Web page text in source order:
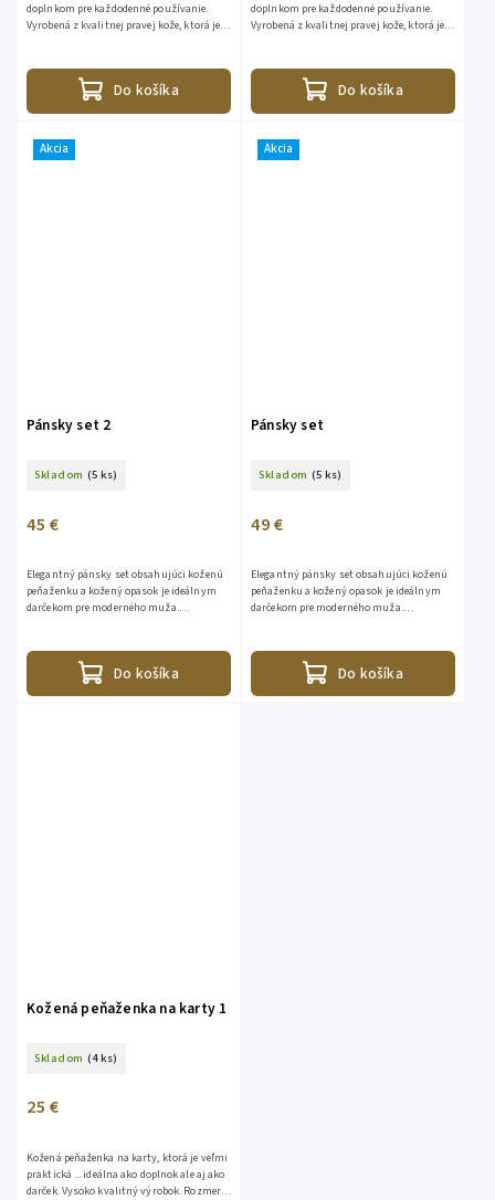
Do košíka
doplnkom pre každodenné používanie.
Vyrobená z kvalitnej pravej kože, ktorá je
Do košíka
doplnkom pre každodenné používanie.
Vyrobená z kvalitnej pravej kože, ktorá je
Akcia
Pánsky set 2
Skladom (5 ks)
45 €
Do košíka
Elegantný pánsky set obsahujúci koženú
peňaženku a kožený opasok je ideálnym
darčekom pre moderného muža.
Akcia
Pánsky set
Skladom (5 ks)
49 €
Do košíka
Elegantný pánsky set obsahujúci koženú
peňaženku a kožený opasok je ideálnym
darčekom pre moderného muža.
Kožená peňaženka na karty 1
Skladom (4 ks)
25 €
Kožená peňaženka na karty, ktorá je veľmi
praktická ... ideálna ako doplnok ale aj ako
darček. Vysoko kvalitný výrobok. Rozmer: